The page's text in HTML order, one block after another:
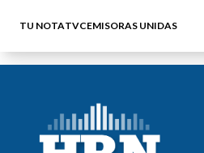
TU NOTATVCEMISORAS UNIDAS